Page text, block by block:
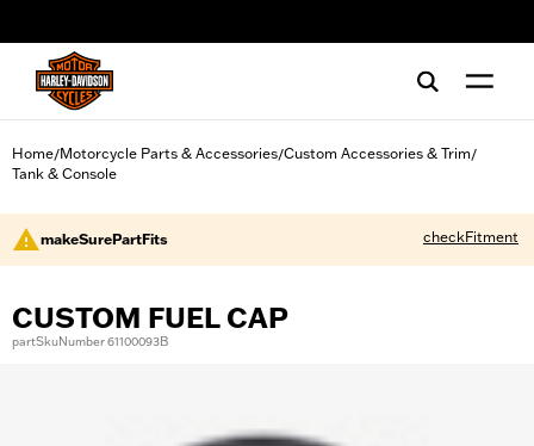
Home/Motorcycle Parts & Accessories/Custom Accessories & Trim/
Tank & Console
makeSurePartFits checkFitment
CUSTOM FUEL CAP
partSkuNumber 61100093B